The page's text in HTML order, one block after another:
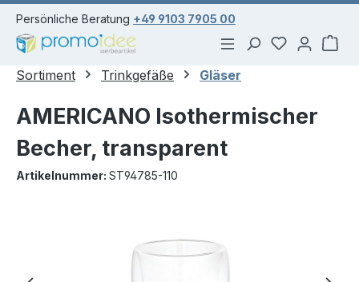
springen
Persönliche Beratung +49 9103 7905 00
Du hast 0
Sortiment Trinkgefäße Gläser
AMERICANO Isothermischer
Becher, transparent
Artikelnummer: ST94785-110